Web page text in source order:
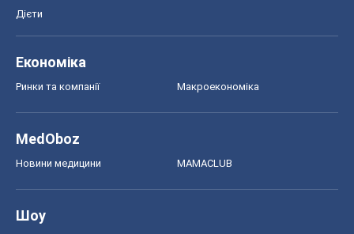
Дієти
Економіка
Ринки та компанії Макроекономіка
MedOboz
Новини медицини MAMACLUB
Шоу